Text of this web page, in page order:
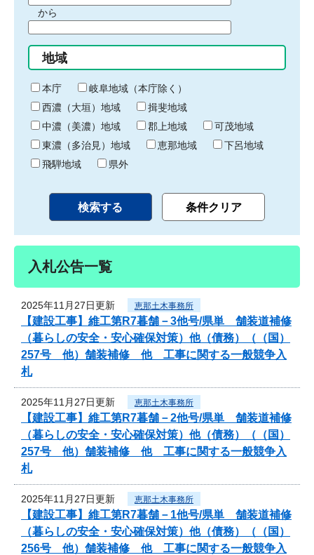
間
始
り
から
間
終
わ
り
地域
本庁
岐阜地域（本庁除く）
西濃（大垣）地域
揖斐地域
中濃（美濃）地域
郡上地域
可茂地域
東濃（多治見）地域
恵那地域
下呂地域
飛騨地域
県外
入札公告一覧
2025年11月27日更新 恵那土木事務所
【建設工事】維工第R7暮舗－3他号/県単 舗装道補修
（暮らしの安全・安心確保対策）他（債務）（（国）
257号 他）舗装補修 他 工事に関する一般競争入
札
2025年11月27日更新 恵那土木事務所
【建設工事】維工第R7暮舗－2他号/県単 舗装道補修
（暮らしの安全・安心確保対策）他（債務）（（国）
257号 他）舗装補修 他 工事に関する一般競争入
札
2025年11月27日更新 恵那土木事務所
【建設工事】維工第R7暮舗－1他号/県単 舗装道補修
（暮らしの安全・安心確保対策）他（債務）（（国）
256号 他）舗装補修 他 工事に関する一般競争入